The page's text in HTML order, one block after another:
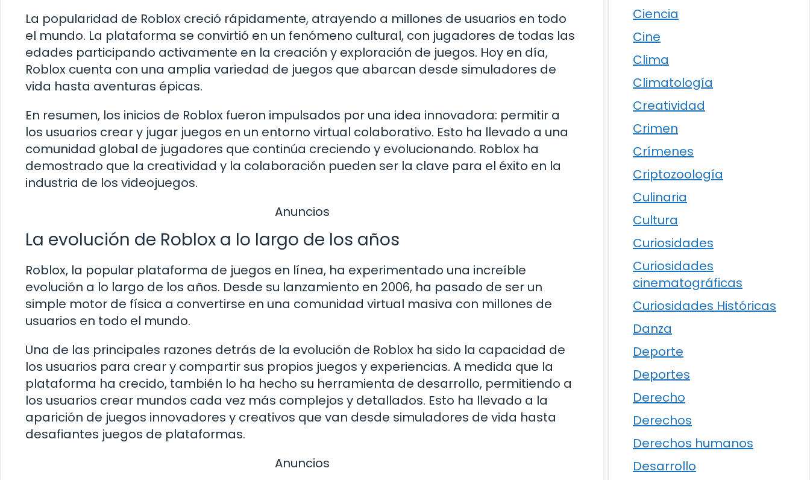
La popularidad de Roblox creció rápidamente, atrayendo a millones de usuarios en todo
el mundo. La plataforma se convirtió en un fenómeno cultural, con jugadores de todas las
edades participando activamente en la creación y exploración de juegos. Hoy en día,
Roblox cuenta con una amplia variedad de juegos que abarcan desde simuladores de
vida hasta aventuras épicas.
En resumen, los inicios de Roblox fueron impulsados por una idea innovadora: permitir a
los usuarios crear y jugar juegos en un entorno virtual colaborativo. Esto ha llevado a una
comunidad global de jugadores que continúa creciendo y evolucionando. Roblox ha
demostrado que la creatividad y la colaboración pueden ser la clave para el éxito en la
industria de los videojuegos.
Anuncios
La evolución de Roblox a lo largo de los años
Roblox, la popular plataforma de juegos en línea, ha experimentado una increíble
evolución a lo largo de los años. Desde su lanzamiento en 2006, ha pasado de ser un
simple motor de física a convertirse en una comunidad virtual masiva con millones de
usuarios en todo el mundo.
Una de las principales razones detrás de la evolución de Roblox ha sido la capacidad de
los usuarios para crear y compartir sus propios juegos y experiencias. A medida que la
plataforma ha crecido, también lo ha hecho su herramienta de desarrollo, permitiendo a
los usuarios crear mundos cada vez más complejos y detallados. Esto ha llevado a la
aparición de juegos innovadores y creativos que van desde simuladores de vida hasta
desafiantes juegos de plataformas.
Anuncios
Ciencia
Cine
Clima
Climatología
Creatividad
Crimen
Crímenes
Criptozoología
Culinaria
Cultura
Curiosidades
Curiosidades
cinematográficas
Curiosidades Históricas
Danza
Deporte
Deportes
Derecho
Derechos
Derechos humanos
Desarrollo